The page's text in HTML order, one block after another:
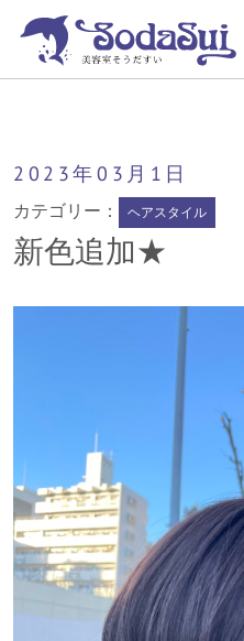
2023年03月 1日
カテゴリー： ヘアスタイル
新色追加★